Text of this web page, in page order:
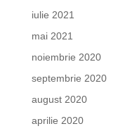
iulie 2021
mai 2021
noiembrie 2020
septembrie 2020
august 2020
aprilie 2020